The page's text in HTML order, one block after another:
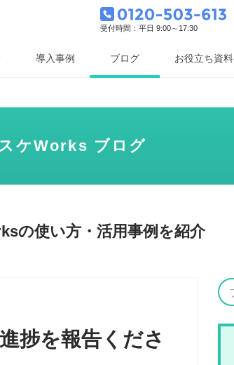
受付時間：平日 9:00～17:30
導入事例 ブログ お役立ち資料
ケWorks ブログ
の使い方・活用事例を紹介
捗を報告くださ